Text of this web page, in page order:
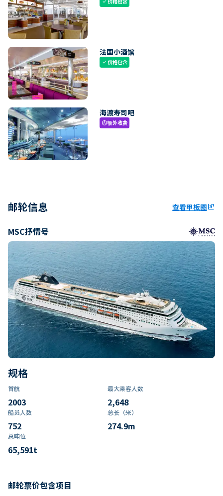
check
法国小酒馆
check价格包含
海渡寿司吧
paid额外收费
邮轮信息 查看甲板图ungroup
MSC抒情号
规格
首航
2003
最大乘客人数
2,648
船员人数
752
总长（米）
274.9m
总吨位
65,591t
邮轮票价包含项目